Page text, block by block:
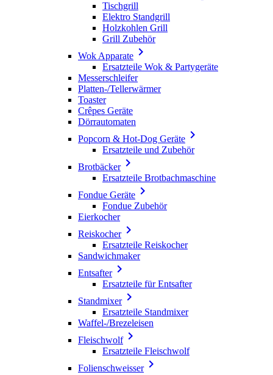
Tischgrill
Elektro Standgrill
Holzkohlen Grill
Grill Zubehör
Wok Apparate 
Ersatzteile Wok & Partygeräte
Messerschleifer
Platten-/Tellerwärmer
Toaster
Crêpes Geräte
Dörrautomaten
Popcorn & Hot-Dog Geräte 
Ersatzteile und Zubehör
Brotbäcker
Ersatzteile Brotbachmaschine
Fondue Geräte 
Fondue Zubehör
Eierkocher
Reiskocher
Ersatzteile Reiskocher
Sandwichmaker
Entsafter
Ersatzteile für Entsafter
Standmixer
Ersatzteile Standmixer
Waffel-/Brezeleisen
Fleischwolf
Ersatzteile Fleischwolf
Folienschweisser